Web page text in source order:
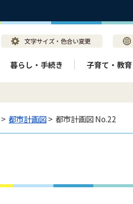
暮らし・手続き 子育て・教育
> 都市計画図> 都市計画図 No.22